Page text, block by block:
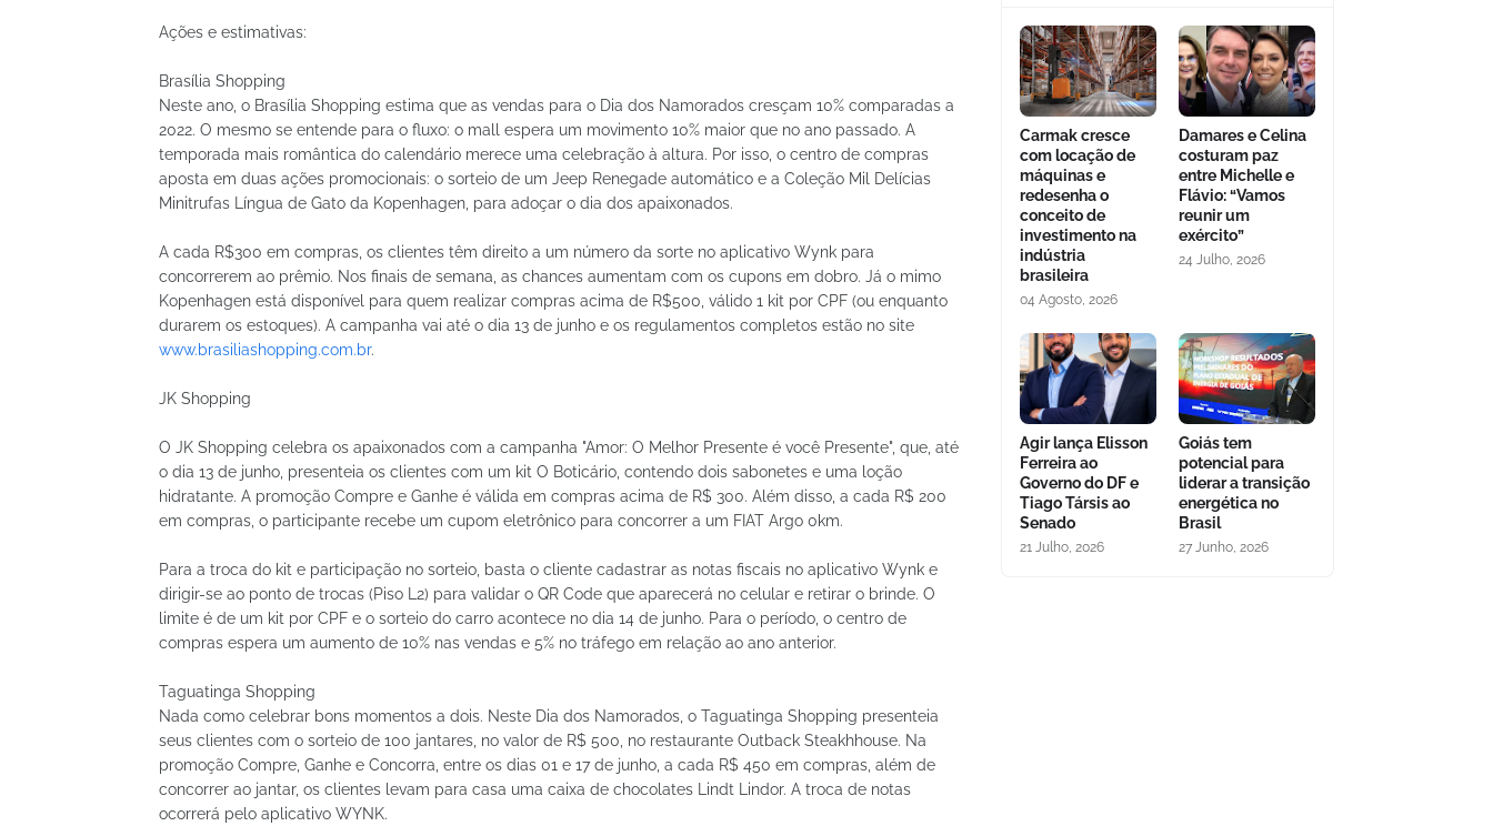
Ações e estimativas:
Brasília Shopping
Neste ano, o Brasília Shopping estima que as vendas para o Dia dos Namorados cresçam 10% comparadas a
2022. O mesmo se entende para o fluxo: o mall espera um movimento 10% maior que no ano passado. A
temporada mais romântica do calendário merece uma celebração à altura. Por isso, o centro de compras
aposta em duas ações promocionais: o sorteio de um Jeep Renegade automático e a Coleção Mil Delícias
Minitrufas Língua de Gato da Kopenhagen, para adoçar o dia dos apaixonados.
A cada R$300 em compras, os clientes têm direito a um número da sorte no aplicativo Wynk para
concorrerem ao prêmio. Nos finais de semana, as chances aumentam com os cupons em dobro. Já o mimo
Kopenhagen está disponível para quem realizar compras acima de R$500, válido 1 kit por CPF (ou enquanto
durarem os estoques). A campanha vai até o dia 13 de junho e os regulamentos completos estão no site
www.brasiliashopping.com.br.
JK Shopping
O JK Shopping celebra os apaixonados com a campanha "Amor: O Melhor Presente é você Presente", que, até
o dia 13 de junho, presenteia os clientes com um kit O Boticário, contendo dois sabonetes e uma loção
hidratante. A promoção Compre e Ganhe é válida em compras acima de R$ 300. Além disso, a cada R$ 200
em compras, o participante recebe um cupom eletrônico para concorrer a um FIAT Argo 0km.
Para a troca do kit e participação no sorteio, basta o cliente cadastrar as notas fiscais no aplicativo Wynk e
dirigir-se ao ponto de trocas (Piso L2) para validar o QR Code que aparecerá no celular e retirar o brinde. O
limite é de um kit por CPF e o sorteio do carro acontece no dia 14 de junho. Para o período, o centro de
compras espera um aumento de 10% nas vendas e 5% no tráfego em relação ao ano anterior.
Taguatinga Shopping
Nada como celebrar bons momentos a dois. Neste Dia dos Namorados, o Taguatinga Shopping presenteia
seus clientes com o sorteio de 100 jantares, no valor de R$ 500, no restaurante Outback Steakhhouse. Na
promoção Compre, Ganhe e Concorra, entre os dias 01 e 17 de junho, a cada R$ 450 em compras, além de
concorrer ao jantar, os clientes levam para casa uma caixa de chocolates Lindt Lindor. A troca de notas
ocorrerá pelo aplicativo WYNK.
Carmak cresce
com locação de
máquinas e
redesenha o
conceito de
investimento na
indústria
brasileira
04 Agosto, 2026
Damares e Celina
costuram paz
entre Michelle e
Flávio: “Vamos
reunir um
exército”
24 Julho, 2026
Agir lança Elisson
Ferreira ao
Governo do DF e
Tiago Társis ao
Senado
21 Julho, 2026
Goiás tem
potencial para
liderar a transição
energética no
Brasil
27 Junho, 2026